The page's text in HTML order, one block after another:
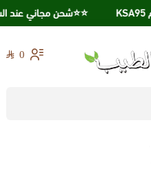
⭐️⭐️شحن مجاني عند الشراء
0